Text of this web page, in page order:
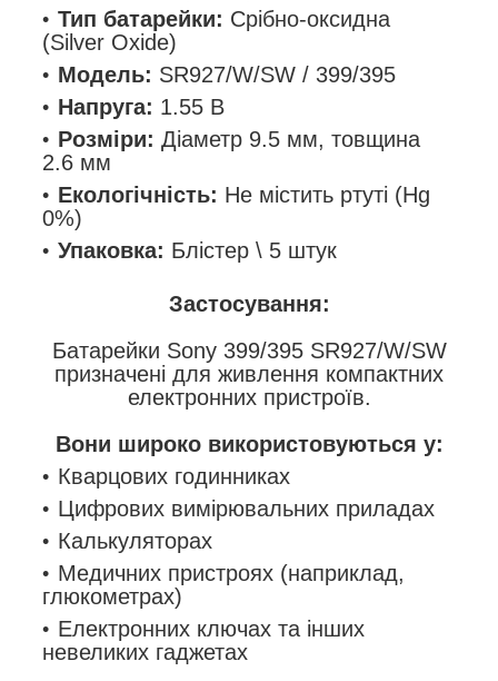
Тип батарейки: Срібно-оксидна
(Silver Oxide)
Модель: SR927/​​​​​​​W/​​​​​​​SW / 399/​​​​​​​395
Напруга: 1.55 В
Розміри: Діаметр 9.5 мм, товщина
2.6 мм
Екологічність: Не містить ртуті (Hg
0%)
Упаковка: Блістер \ 5 штук
Застосування:
Батарейки Sony 399/​​​​​​​395 SR927/​​​​​​​W/​​​​​​​SW
призначені для живлення компактних
електронних пристроїв.
Вони широко використовуються у:
Кварцових годинниках
Цифрових вимірювальних приладах
Калькуляторах
Медичних пристроях (наприклад,
глюкометрах)
Електронних ключах та інших
невеликих гаджетах